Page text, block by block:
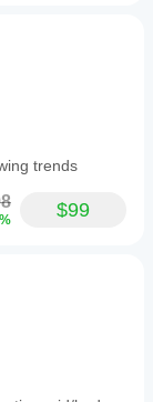
trends
$99